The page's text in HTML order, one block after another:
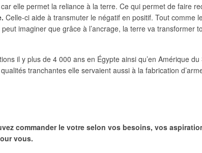
elle permet la reliance à la terre. Ce qui permet de faire
Celle-ci aide à transmuter le négatif en positif. Tout comme
imaginer que grâce à l’ancrage, la terre va transformer
il y plus de 4 000 ans en Égypte ainsi qu’en Amérique
tranchantes elle servaient aussi à la fabrication
commander le votre selon vos besoins, vos
vous.